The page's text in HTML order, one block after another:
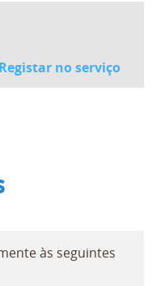
Registar no serviço
às seguintes